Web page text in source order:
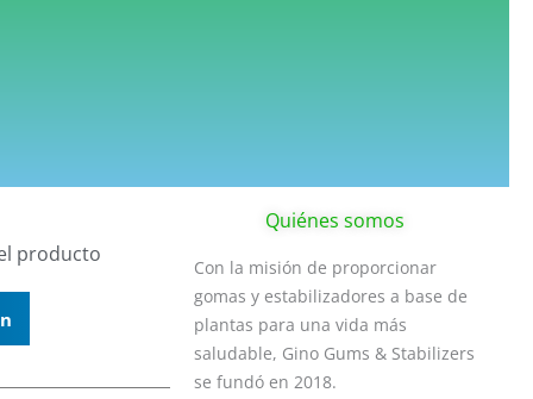
producto
Quiénes somos
Con la misión de proporcionar
gomas y estabilizadores a base de
plantas para una vida más
saludable, Gino Gums & Stabilizers
se fundó en 2018.